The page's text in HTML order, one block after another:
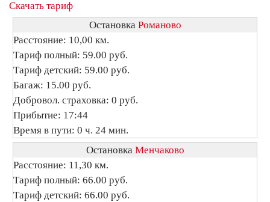
Скачать тариф
Остановка Романово
Расстояние: 10,00 км.
Тариф полный: 59.00 руб.
Тариф детский: 59.00 руб.
Багаж: 15.00 руб.
Добровол. страховка: 0 руб.
Прибытие: 17:44
Время в пути: 0 ч. 24 мин.
Остановка Менчаково
Расстояние: 11,30 км.
Тариф полный: 66.00 руб.
Тариф детский: 66.00 руб.